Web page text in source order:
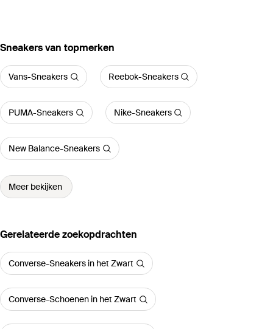
‪Sneakers‬ van topmerken
Vans-Sneakers Reebok-Sneakers
PUMA-Sneakers Nike-Sneakers
New Balance-Sneakers
Meer bekijken
Gerelateerde zoekopdrachten
Converse-Sneakers in het Zwart
Converse-Schoenen in het Zwart